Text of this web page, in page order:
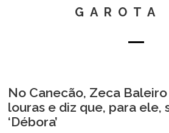
GAROTA
No Canecão, Zeca
louras e diz que, para ele,
‘Débora’